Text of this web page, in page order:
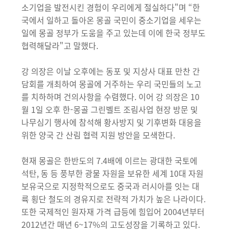
소기업을 발전시킨 경험이 우리에게 절실하다"며 “한
국에서 일하고 돌아온 몽골 국민이 중소기업을 세우는
일에 몽골 정부가 도움을 주고 있는데 이에 한국 정부도
협력해달라"고 말했다.
강 의장은 이날 오후에는 동포 및 지상사 대표 만찬 간
담회를 개최하여 몽골에 거주하는 우리 국민들의 노고
를 치하하며 건의사항을 수렴했다. 이어 강 의장은 10
월 1일 오후 한-몽골 그린벨트 조림사업 현장 방문 및
나무심기 행사에 참석해 황사방지 및 기후변화 대응을
위한 양국 간 산림 협력 지원 방안을 모색한다.
현재 몽골은 한반도의 7.4배에 이르는 광대한 국토에
석탄, 동 등 풍부한 광물 자원을 보유한 세계 10대 자원
보유국으로 지정학적으로도 중국과 러시아를 잇는 대
륙 횡단 철도의 경유지로 전략적 가치가 높은 나라이다.
또한 국제적인 원자재 가격 급등에 힘입어 2004년부터
2012년간 매년 6~17%의 고도성장을 기록하고 있다.